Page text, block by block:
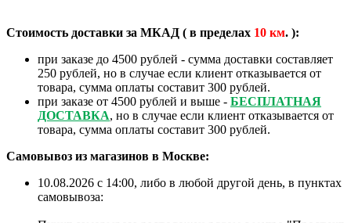
Стоимость доставки за МКАД ( в пределах 10 км. ):
при заказе до 4500 рублей - сумма доставки составляет
250 рублей, но в случае если клиент отказывается от
товара, сумма оплаты составит 300 рублей.
при заказе от 4500 рублей и выше - БЕСПЛАТНАЯ
ДОСТАВКА, но в случае если клиент отказывается от
товара, сумма оплаты составит 300 рублей.
Самовывоз из магазинов в Москве:
10.08.2026 с 14:00, либо в любой другой день, в пунктах
самовывоза: